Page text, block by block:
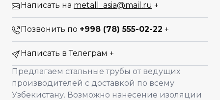
Написать на metall_asia@mail.ru +
Позвонить по +998 (78) 555-02-22 +
Написать в Телеграм +
Предлагаем стальные трубы от ведущих
производителей с доставкой по всему
Узбекистану. Возможно нанесение изоляции